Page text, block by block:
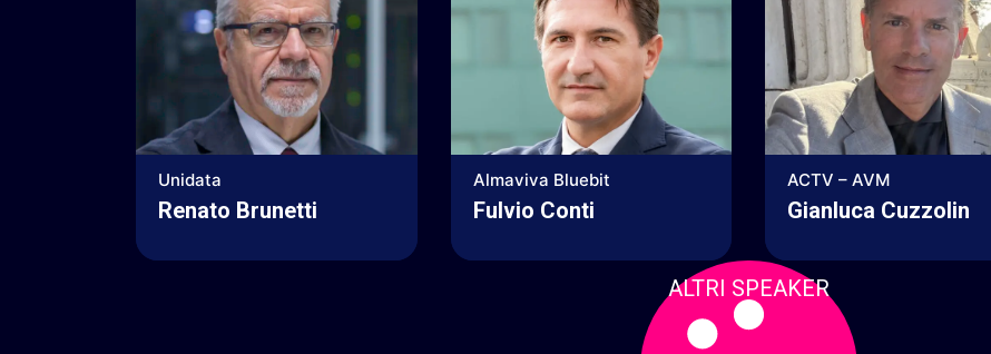
Unidata
Renato Brunetti
Almaviva Bluebit
Fulvio Conti
ACTV – AVM
Gianluca Cuzzolin
ALTRI SPEAKER